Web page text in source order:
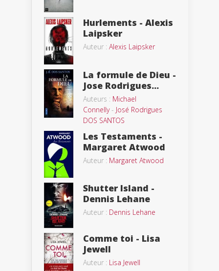
Hurlements - Alexis
Laipsker
Auteur : Alexis Laipsker
La formule de Dieu -
Jose Rodrigues...
Auteurs : Michael
Connelly- José Rodrigues
DOS SANTOS
Les Testaments -
Margaret Atwood
Auteur : Margaret Atwood
Shutter Island -
Dennis Lehane
Auteur : Dennis Lehane
Comme toi - Lisa
Jewell
Auteur : Lisa Jewell